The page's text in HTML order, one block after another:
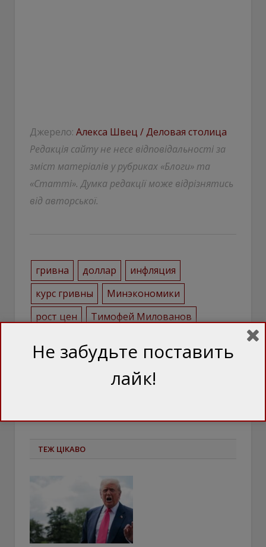
Джерело: Алекса Швец / Деловая столица
Редакція сайту не несе відповідальності за
зміст матеріалів у рубриках «Блоги» та
«Статті». Думка редакції може відрізнятись
від авторської.
гривна доллар
инфляция
курс гривны
Минэкономики
рост цен
Тимофей Милованов
ТЕЖ ЦІКАВО
Не забудьте поставить
лайк!